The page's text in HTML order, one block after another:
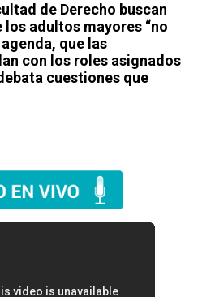
de Derecho buscan
adultos mayores “no
que las
con los roles asignados
cuestiones que